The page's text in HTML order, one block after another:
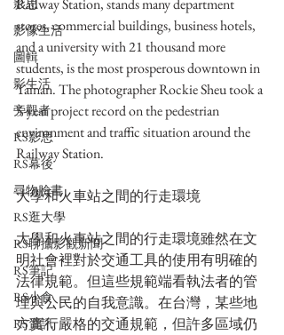
影思
影像生活
圖輯
影生活
旁觀者
RS影思
RS幕後
尋物臉書
RS逛大學
RS聊攝影觀新聞
RS筆記
RS小食
RS資訊
Railway Station, stands many department
stores, commercial buildings, business hotels,
and a university with 21 thousand more
students, is the most prosperous downtown in
Tainan. The photographer Rockie Sheu took a
5-year project record on the pedestrian
environment and traffic situation around the
Railway Station.
大學和火車站之間的行走環境
大學和火車站之間的行走環境雖然在文
明社會裡對於交通工具的使用有明確的
法律規範。但這些規範端看執法者的管
理與公民的自我意識。在台灣，某些地
方實行嚴格的交通規範，但許多區域仍